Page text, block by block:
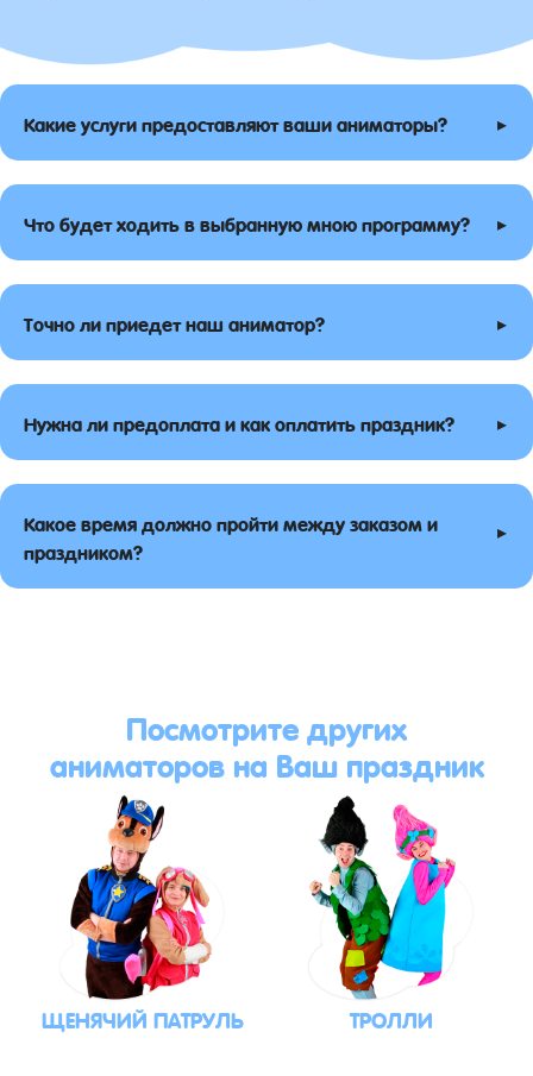
Какие услуги предоставляют ваши аниматоры? ▸
Что будет ходить в выбранную мною программу? ▸
Точно ли приедет наш аниматор? ▸
Нужна ли предоплата и как оплатить праздник? ▸
Какое время должно пройти между заказом и
праздником?
▸
Посмотрите других
аниматоров на Ваш праздник
ЩЕНЯЧИЙ ПАТРУЛЬ ТРОЛЛИ